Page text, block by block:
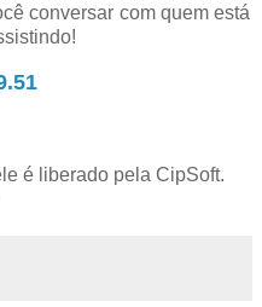
conversar com quem está
é liberado pela CipSoft.